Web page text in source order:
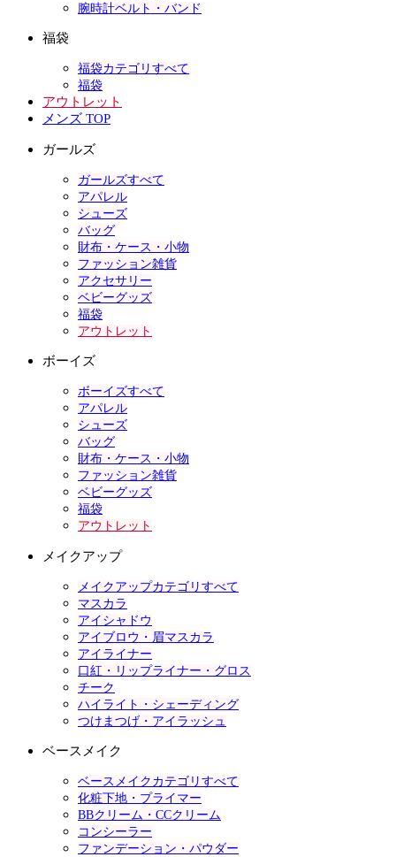
腕時計ベルト・バンド
福袋
福袋カテゴリすべて
福袋
アウトレット
メンズ TOP
ガールズ
ガールズすべて
アパレル
シューズ
バッグ
財布・ケース・小物
ファッション雑貨
アクセサリー
ベビーグッズ
福袋
アウトレット
ボーイズ
ボーイズすべて
アパレル
シューズ
バッグ
財布・ケース・小物
ファッション雑貨
ベビーグッズ
福袋
アウトレット
メイクアップ
メイクアップカテゴリすべて
マスカラ
アイシャドウ
アイブロウ・眉マスカラ
アイライナー
口紅・リップライナー・グロス
チーク
ハイライト・シェーディング
つけまつげ・アイラッシュ
ベースメイク
ベースメイクカテゴリすべて
化粧下地・プライマー
BBクリーム・CCクリーム
コンシーラー
ファンデーション・パウダー